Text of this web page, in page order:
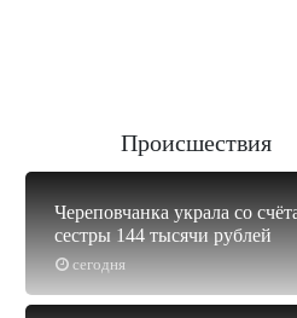
Происшествия
сегодня
Череповчанка украла со
сестры 144 тысячи рублей